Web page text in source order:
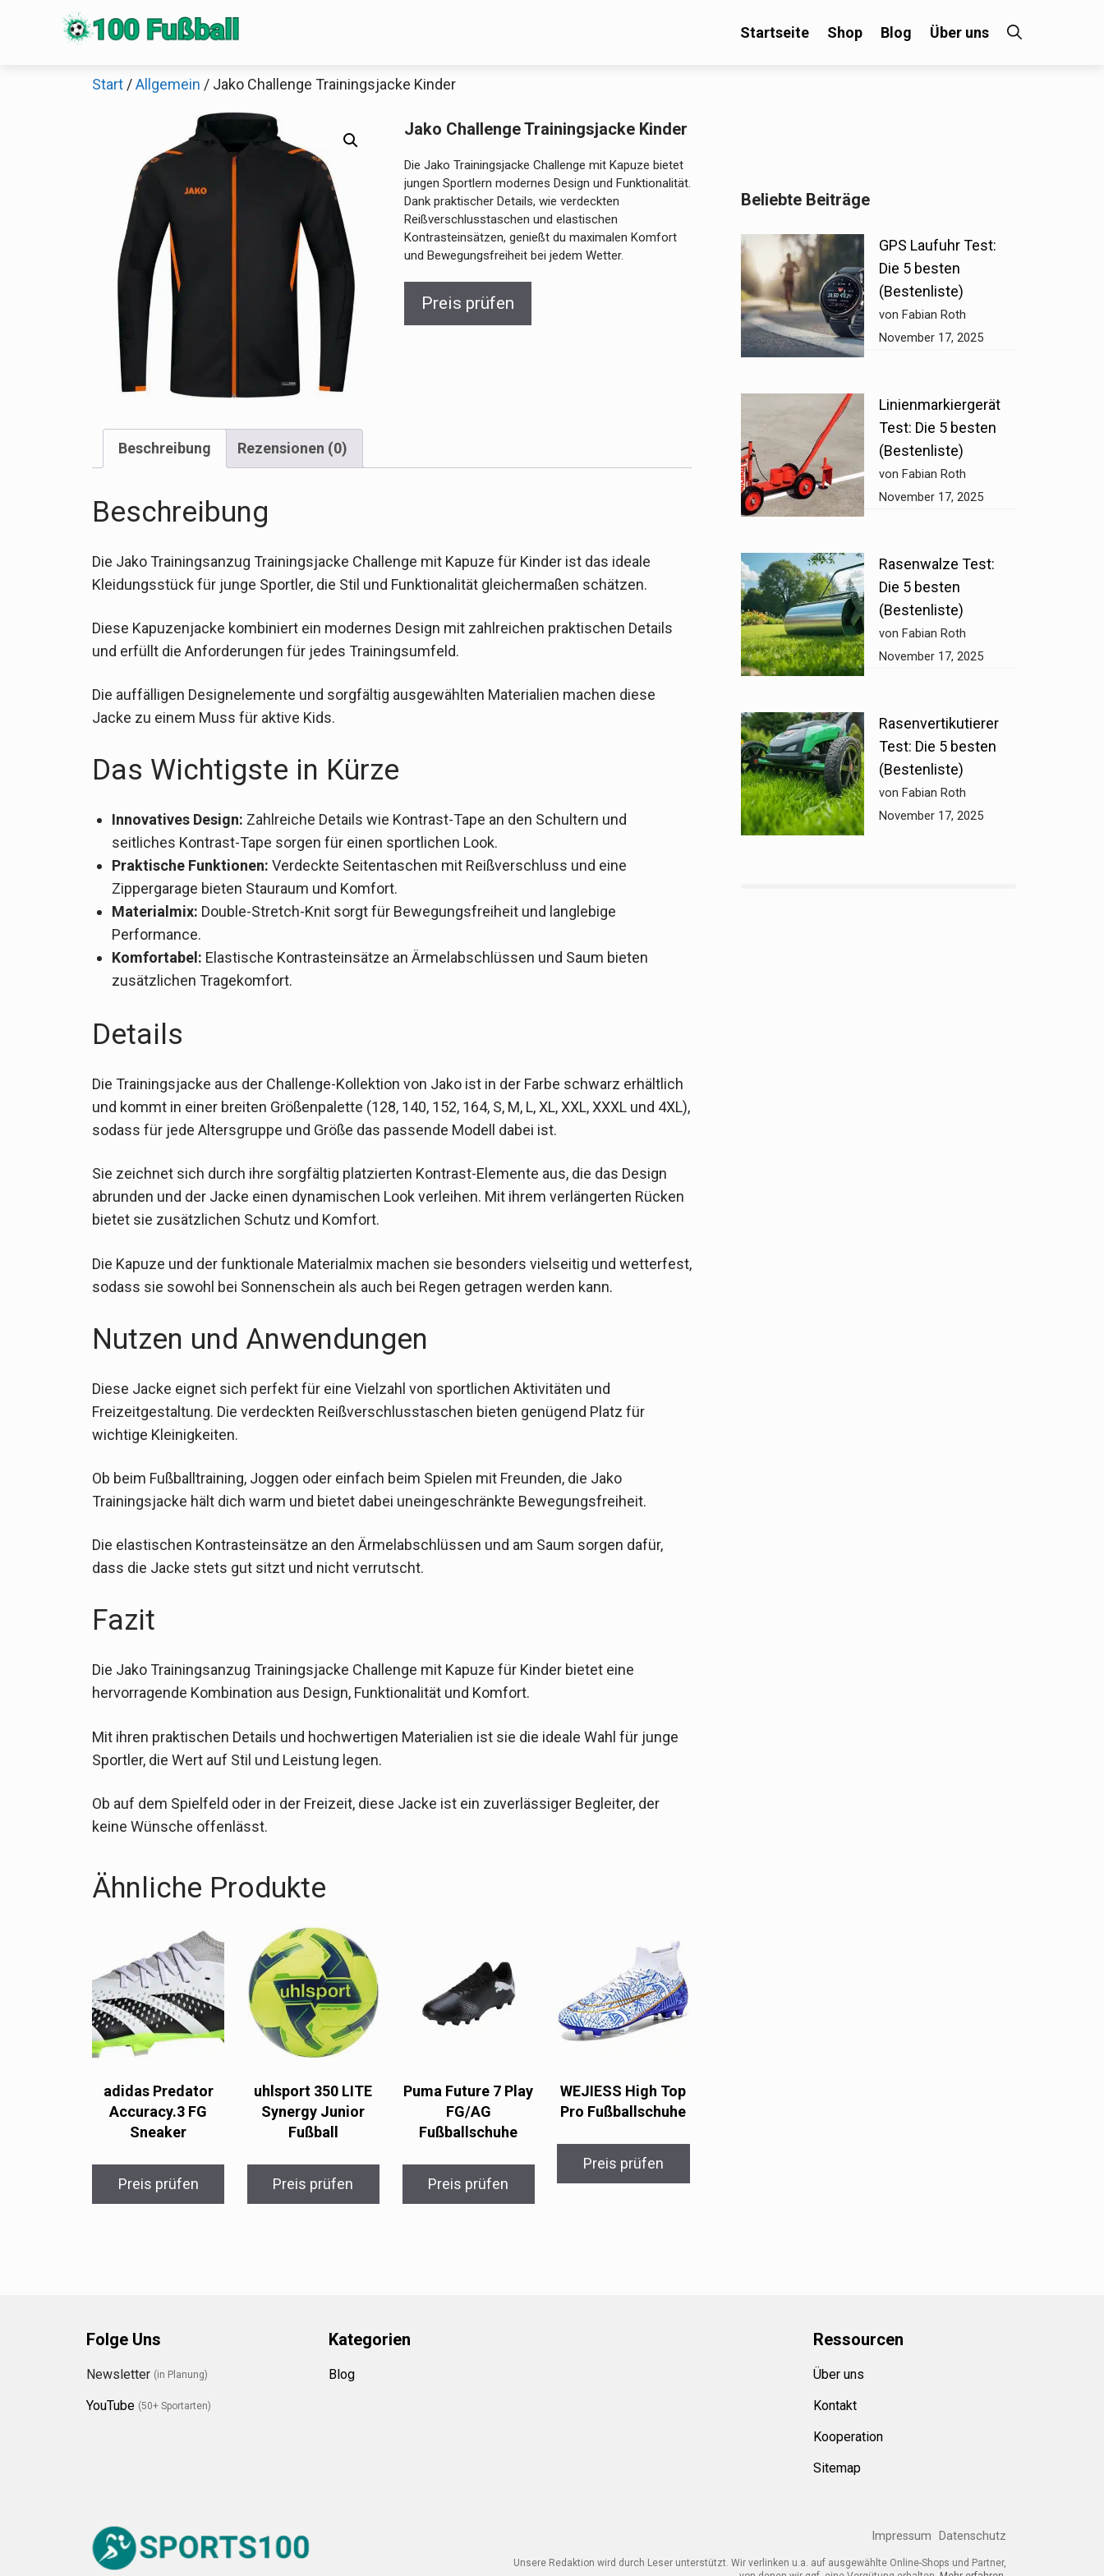
Startseite Shop Blog Über uns
Start /Allgemein / Jako Challenge Trainingsjacke Kinder
Jako Challenge Trainingsjacke Kinder
Die Jako Trainingsjacke Challenge mit Kapuze bietet
jungen Sportlern modernes Design und Funktionalität.
Dank praktischer Details, wie verdeckten
Reißverschlusstaschen und elastischen
Kontrasteinsätzen, genießt du maximalen Komfort
und Bewegungsfreiheit bei jedem Wetter.
Preis prüfen
Beschreibung Rezensionen (0)
Beschreibung
Die Jako Trainingsanzug Trainingsjacke Challenge mit Kapuze für Kinder ist das ideale
Kleidungsstück für junge Sportler, die Stil und Funktionalität gleichermaßen schätzen.
Diese Kapuzenjacke kombiniert ein modernes Design mit zahlreichen praktischen Details
und erfüllt die Anforderungen für jedes Trainingsumfeld.
Die auffälligen Designelemente und sorgfältig ausgewählten Materialien machen diese
Jacke zu einem Muss für aktive Kids.
Das Wichtigste in Kürze
Innovatives Design: Zahlreiche Details wie Kontrast-Tape an den Schultern und
seitliches Kontrast-Tape sorgen für einen sportlichen Look.
Praktische Funktionen: Verdeckte Seitentaschen mit Reißverschluss und eine
Zippergarage bieten Stauraum und Komfort.
Materialmix: Double-Stretch-Knit sorgt für Bewegungsfreiheit und langlebige
Performance.
Komfortabel: Elastische Kontrasteinsätze an Ärmelabschlüssen und Saum bieten
zusätzlichen Tragekomfort.
Details
Die Trainingsjacke aus der Challenge-Kollektion von Jako ist in der Farbe schwarz erhältlich
und kommt in einer breiten Größenpalette (128, 140, 152, 164, S, M, L, XL, XXL, XXXL und 4XL),
sodass für jede Altersgruppe und Größe das passende Modell dabei ist.
Sie zeichnet sich durch ihre sorgfältig platzierten Kontrast-Elemente aus, die das Design
abrunden und der Jacke einen dynamischen Look verleihen. Mit ihrem verlängerten Rücken
bietet sie zusätzlichen Schutz und Komfort.
Die Kapuze und der funktionale Materialmix machen sie besonders vielseitig und wetterfest,
sodass sie sowohl bei Sonnenschein als auch bei Regen getragen werden kann.
Nutzen und Anwendungen
Diese Jacke eignet sich perfekt für eine Vielzahl von sportlichen Aktivitäten und
Freizeitgestaltung. Die verdeckten Reißverschlusstaschen bieten genügend Platz für
wichtige Kleinigkeiten.
Ob beim Fußballtraining, Joggen oder einfach beim Spielen mit Freunden, die Jako
Trainingsjacke hält dich warm und bietet dabei uneingeschränkte Bewegungsfreiheit.
Die elastischen Kontrasteinsätze an den Ärmelabschlüssen und am Saum sorgen dafür,
dass die Jacke stets gut sitzt und nicht verrutscht.
Fazit
Die Jako Trainingsanzug Trainingsjacke Challenge mit Kapuze für Kinder bietet eine
hervorragende Kombination aus Design, Funktionalität und Komfort.
Mit ihren praktischen Details und hochwertigen Materialien ist sie die ideale Wahl für junge
Sportler, die Wert auf Stil und Leistung legen.
Ob auf dem Spielfeld oder in der Freizeit, diese Jacke ist ein zuverlässiger Begleiter, der
keine Wünsche offenlässt.
Ähnliche Produkte
adidas Predator
Accuracy.3 FG
Sneaker
Preis prüfen
uhlsport 350 LITE
Synergy Junior
Fußball
Preis prüfen
Puma Future 7 Play
FG/AG
Fußballschuhe
Preis prüfen
WEJIESS High Top
Pro Fußballschuhe
Preis prüfen
Beliebte Beiträge
GPS Laufuhr Test:
Die 5 besten
(Bestenliste)
von Fabian Roth
November 17, 2025
Linienmarkiergerät
Test: Die 5 besten
(Bestenliste)
von Fabian Roth
November 17, 2025
Rasenwalze Test:
Die 5 besten
(Bestenliste)
von Fabian Roth
November 17, 2025
Rasenvertikutierer
Test: Die 5 besten
(Bestenliste)
von Fabian Roth
November 17, 2025
Folge Uns
Newsletter (in Planung)
YouTube (50+ Sportarten)
Kategorien
Blog
Ressourcen
Über uns
Kontakt
Kooperation
Sitemap
Impressum Datenschutz
Unsere Redaktion wird durch Leser unterstützt. Wir verlinken u.a. auf ausgewählte Online-Shops und Partner,
Decathlon Sale
Schaue dir jetzt die meistverkauften Produkte im Sale bei Decathlon an!
Jetzt anschauen